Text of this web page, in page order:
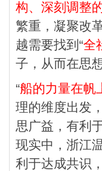
构、深刻调整
繁重，凝聚改
越需要找到“全
子，从而在思
“船的力量在帆
理的维度出发
思广益，有利
现实中，浙江
利于达成共识